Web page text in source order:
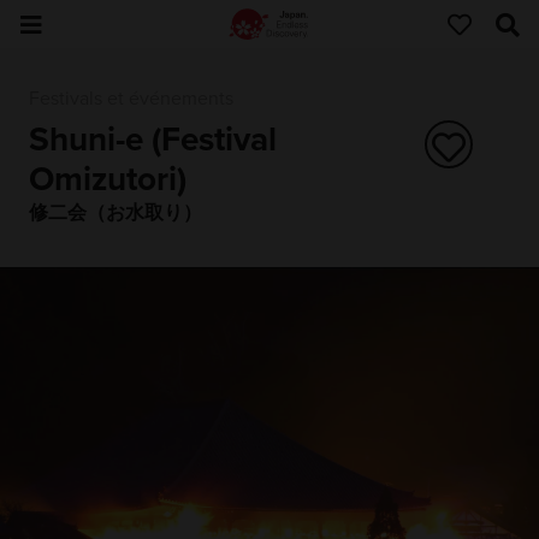
Shuni-e (Festival
Omizutori)
修二会（お水取り）